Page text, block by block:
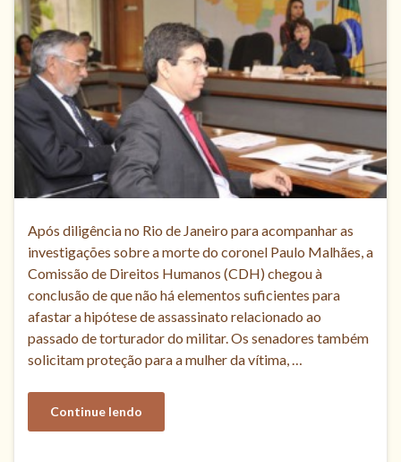
Após diligência no Rio de Janeiro para acompanhar as
investigações sobre a morte do coronel Paulo Malhães, a
Comissão de Direitos Humanos (CDH) chegou à
conclusão de que não há elementos suficientes para
afastar a hipótese de assassinato relacionado ao
passado de torturador do militar. Os senadores também
solicitam proteção para a mulher da vítima, …
Continue lendo